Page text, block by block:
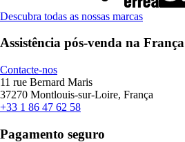
Descubra todas as nossas marcas
Assistência pós-venda na França
Contacte-nos
11 rue Bernard Maris
37270 Montlouis-sur-Loire, França
+33 1 86 47 62 58
Pagamento seguro